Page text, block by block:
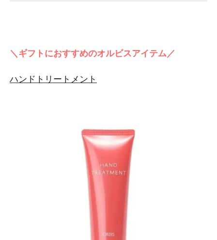
＼ギフトにおすすめのオルビスアイテム／
ハンドトリートメント